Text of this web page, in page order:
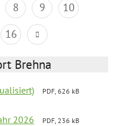
8 9
10
16
Brehna
PDF, 626 kB
2026
PDF, 236 kB